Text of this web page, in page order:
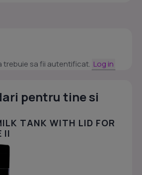
trebuie sa fii autentificat. Log in
pentru tine si
TANK WITH LID FOR
II